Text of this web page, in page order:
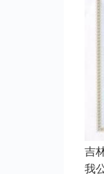
吉
我